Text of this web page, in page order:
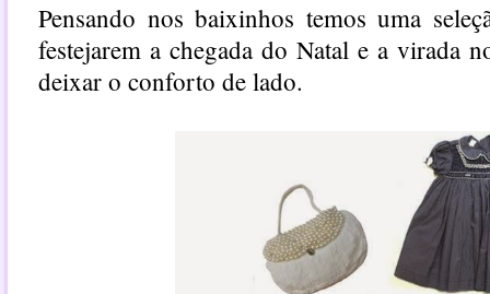
Pensando nos baixinhos temos uma
festejarem a chegada do Natal e a virada
deixar o conforto de lado.